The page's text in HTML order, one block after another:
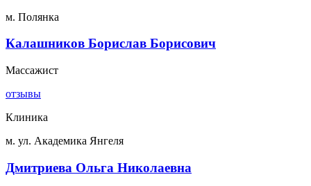
м. Полянка
Калашников Борислав Борисович
Массажист
отзывы
Клиника
м. ул. Академика Янгеля
Дмитриева Ольга Николаевна